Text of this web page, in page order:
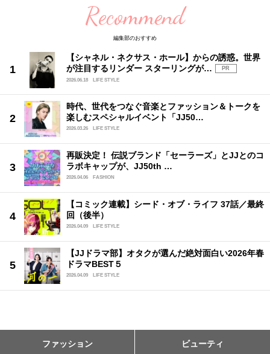
Recommend
編集部のおすすめ
【シャネル・ネクサス・ホール】からの誘惑。世界
が注目するリンダー スターリングが…
PR
2026.06.18
LIFE STYLE
時代、世代をつなぐ音楽とファッション＆トークを
楽しむスペシャルイベント「JJ50…
2026.03.26 LIFE STYLE
再販決定！ 伝説ブランド「セーラーズ」とJJとのコ
ラボキャップが、JJ50th …
2026.04.06 FASHION
【コミック連載】シード・オブ・ライフ 37話／最終
回（後半）
2026.04.09 LIFE STYLE
【JJドラマ部】オタクが選んだ絶対面白い2026年春
ドラマBEST５
2026.04.09 LIFE STYLE
ファッション ビューティ